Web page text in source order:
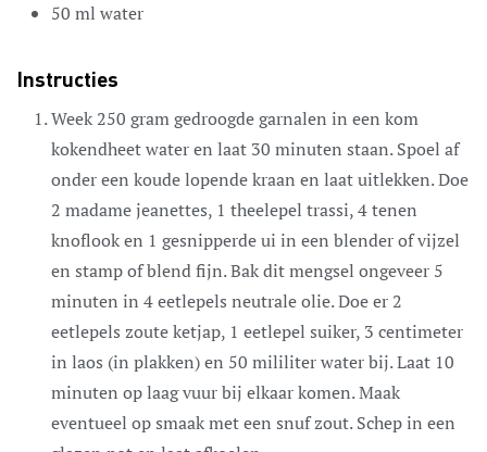
50 ml water
Instructies
Week 250 gram gedroogde garnalen in een kom
kokendheet water en laat 30 minuten staan. Spoel af
onder een koude lopende kraan en laat uitlekken. Doe
2 madame jeanettes, 1 theelepel trassi, 4 tenen
knoflook en 1 gesnipperde ui in een blender of vijzel
en stamp of blend fijn. Bak dit mengsel ongeveer 5
minuten in 4 eetlepels neutrale olie. Doe er 2
eetlepels zoute ketjap, 1 eetlepel suiker, 3 centimeter
in laos (in plakken) en 50 mililiter water bij. Laat 10
minuten op laag vuur bij elkaar komen. Maak
eventueel op smaak met een snuf zout. Schep in een